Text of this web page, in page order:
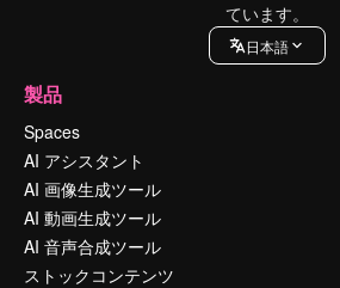
ています。
日本語
製品
Spaces
AI アシスタント
AI 画像生成ツール
AI 動画生成ツール
AI 音声合成ツール
ストックコンテンツ